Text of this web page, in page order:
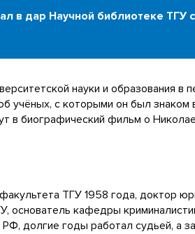
в дар Научной библиотеке ТГУ
науки и образования в
учёных, с которыми он был знаком
в биографический фильм о
ТГУ 1958 года, доктор
кафедры
долгие годы работал судьей, а